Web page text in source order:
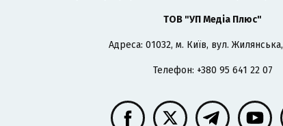
ТОВ "УП Медіа Плюс"
Адреса: 01032, м. Київ, вул.
Телефон: +380 95 641 22 07